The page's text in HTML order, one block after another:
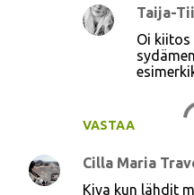
VASTAA
Taija-
Oi kiitos
Cilla Maria
Kiva kun lähdit